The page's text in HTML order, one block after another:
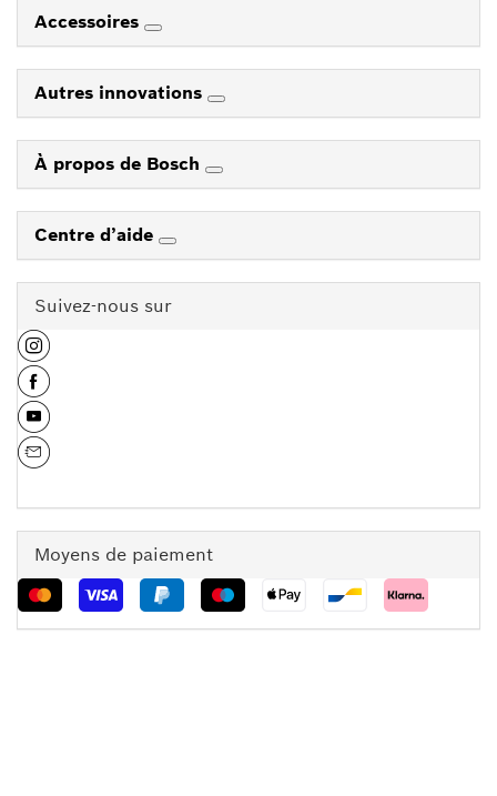
Accessoires
Autres innovations
À propos de Bosch
Centre d’aide
Suivez-nous sur
Moyens de paiement